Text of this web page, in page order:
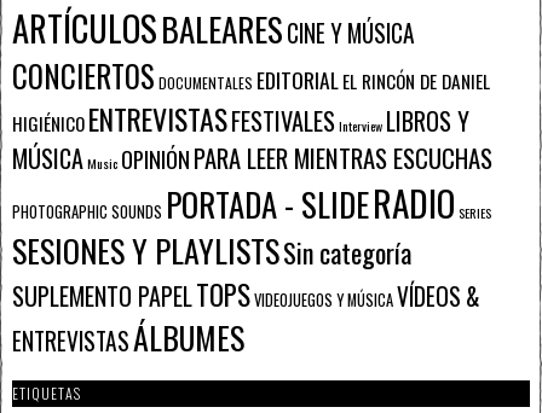
ARTÍCULOSBALEARESCINE Y MÚSICA
CONCIERTOS DOCUMENTALES EDITORIALEL RINCÓN DE DANIEL
HIGIÉNICOENTREVISTASFESTIVALESInterview LIBROS Y
MÚSICAMusic OPINIÓNPARA LEER MIENTRAS ESCUCHAS
PHOTOGRAPHIC SOUNDS PORTADA - SLIDERADIO SERIES
SESIONES Y PLAYLISTSSin categoría
SUPLEMENTO PAPELTOPSVIDEOJUEGOS Y MÚSICAVÍDEOS &
ENTREVISTASÁLBUMES
ETIQUETAS